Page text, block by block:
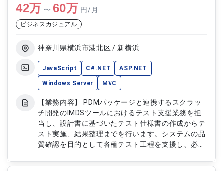
42万 〜 60万 円/月
ビジネスカジュアル
神奈川県横浜市港北区 / 新横浜
JavaScript C#.NET ASP.NET
Windows Server MVC
【業務内容】 PDMパッケージと連携するスクラッ
チ開発のIMDSツールにおけるテスト支援業務を担
当し、設計書に基づいたテスト仕様書の作成からテ
スト実施、結果整理までを行います。システムの品
質確認を目的として各種テスト工程を支援し、必要
内容】 ・IMDSツールのテスト仕様書作成およびテ